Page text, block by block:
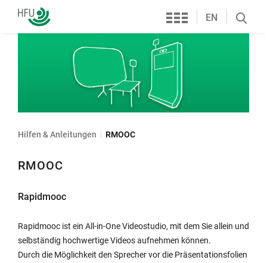
Hochschule
Furtwangen
Services
EN
Search
Hilfen & Anleitungen RMOOC
RMOOC
Rapidmooc
Rapidmooc ist ein All-in-One Videostudio, mit dem Sie allein und
selbständig hochwertige Videos aufnehmen können.
Durch die Möglichkeit den Sprecher vor die Präsentationsfolien